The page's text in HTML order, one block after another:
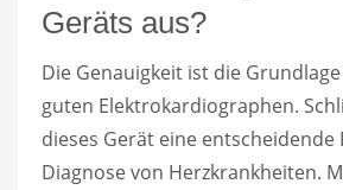
Geräts aus?
Die Genauigkeit ist die
guten Elektrokardiographen.
dieses Gerät eine entscheidende
Diagnose von Herzkrankheiten.